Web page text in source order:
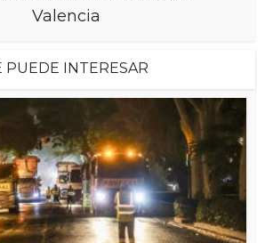
Valencia
PUEDE INTERESAR